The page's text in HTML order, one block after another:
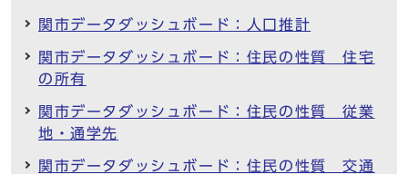
関市データダッシュボード：人口推計
関市データダッシュボード：住民の性質 住宅
の所有
関市データダッシュボード：住民の性質 従業
地・通学先
関市データダッシュボード：住民の性質 交通